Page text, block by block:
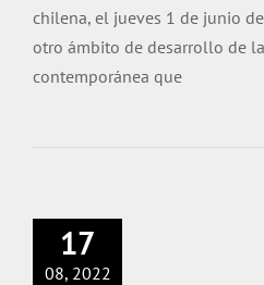
chilena, el jueves 1 de junio
otro ámbito de desarrollo de
contemporánea que
17
08, 2022